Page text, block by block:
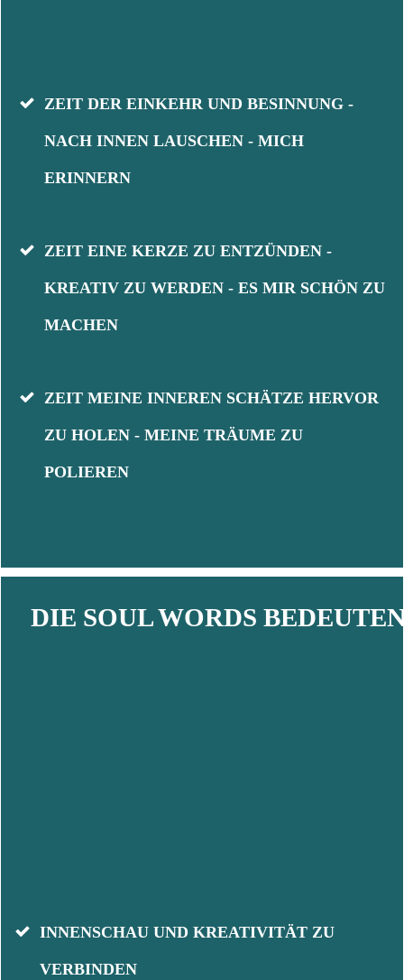
ZEIT DER EINKEHR UND BESINNUNG -
NACH INNEN LAUSCHEN - MICH
ERINNERN
ZEIT EINE KERZE ZU ENTZÜNDEN -
KREATIV ZU WERDEN - ES MIR SCHÖN ZU
MACHEN
ZEIT MEINE INNEREN SCHÄTZE HERVOR
ZU HOLEN - MEINE TRÄUME ZU
POLIEREN
DIE SOUL WORDS
INNENSCHAU UND KREATIVITÄT ZU
VERBINDEN